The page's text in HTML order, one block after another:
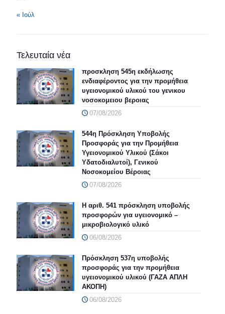
« Ιούλ
Τελευταία νέα
προσκληση 545η εκδήλωσης
ενδιαφέροντος για την προμήθεια
υγειονομικού υλικού του γενικου
νοσοκομειου βεροιας
07/08/2026
544η Πρόσκληση Υποβολής
Προσφοράς για την Προμήθεια
Υγειονομικού Υλικού (Σάκοι
Υδατοδιαλυτοί), Γενικού
Νοσοκομείου Βέροιας
07/08/2026
Η αριθ. 541 πρόσκληση υποβολής
προσφορών για υγειονομικό –
μικροβιολογικό υλικό
06/08/2026
Πρόσκληση 537η υποβολής
προσφοράς για την προμήθεια
υγειονομικού υλικού (ΓΑΖΑ ΑΠΛΗ
ΑΚΟΠΗ)
06/08/2026